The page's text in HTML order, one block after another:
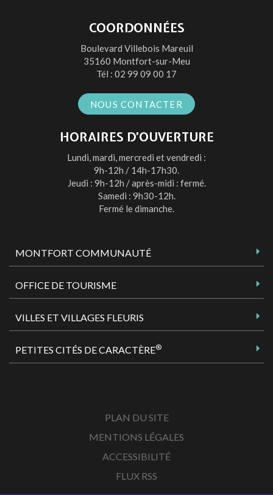
le
compte
Facebook
le
compte
Twitter
le
compte
Instagram
la
chaîne
Youtube
COORDONNÉES
Boulevard Villebois Mareuil
35160 Montfort-sur-Meu
Tél : 02 99 09 00 17
NOUS CONTACTER
HORAIRES D’OUVERTURE
Lundi, mardi, mercredi et vendredi :
9h-12h / 14h-17h30.
Jeudi : 9h-12h / après-midi : fermé.
Samedi : 9h30-12h.
Fermé le dimanche.
MONTFORT COMMUNAUTÉ
OFFICE DE TOURISME
VILLES ET VILLAGES FLEURIS
PETITES CITÉS DE CARACTÈRE®
PLAN DU SITE
MENTIONS LÉGALES
ACCESSIBILITÉ
FLUX RSS